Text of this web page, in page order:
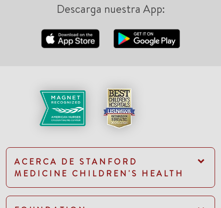
Descarga nuestra App:
ACERCA DE STANFORD
MEDICINE CHILDREN'S HEALTH